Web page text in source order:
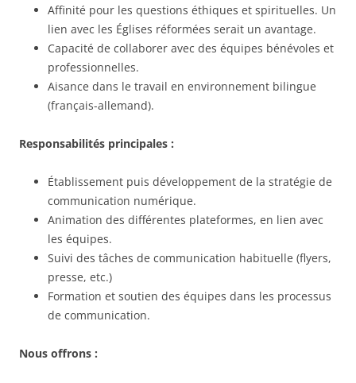
Affinité pour les questions éthiques et spirituelles. Un
lien avec les Églises réformées serait un avantage.
Capacité de collaborer avec des équipes bénévoles et
professionnelles.
Aisance dans le travail en environnement bilingue
(français-allemand).
Responsabilités principales :
Établissement puis développement de la stratégie de
communication numérique.
Animation des différentes plateformes, en lien avec
les équipes.
Suivi des tâches de communication habituelle (flyers,
presse, etc.)
Formation et soutien des équipes dans les processus
de communication.
Nous offrons :